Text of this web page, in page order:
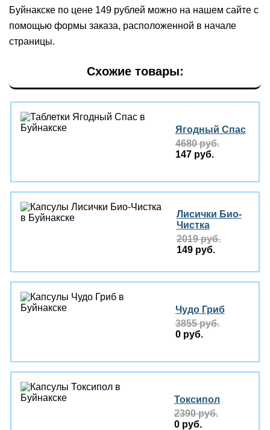
Буйнакске по цене 149 рублей можно на нашем сайте с
помощью формы заказа, расположенной в начале
страницы.
Схожие товары:
Ягодный Спас
4680 руб.
147 руб.
Лисички Био-
Чистка
2019 руб.
149 руб.
Чудо Гриб
3855 руб.
0 руб.
Токсипол
2390 руб.
0 руб.